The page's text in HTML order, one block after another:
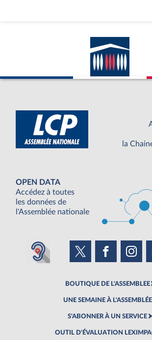
la
OPEN DATA
Accédez à toutes
les données de
l'Assemblée nationale
BOUTIQUE DE L'ASSEMBLEE
UNE SEMAINE À L'ASSEMBLÉE
S'ABONNER À UN SERVICE
OUTIL D'ÉVALUATION